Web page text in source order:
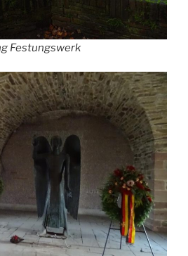
Festungswerk